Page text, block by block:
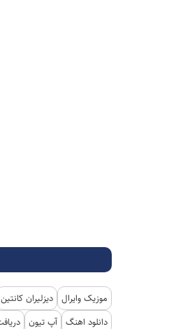
موزیک وایرال دیزلیران کانتین
دانلود اهنگ آپ تیون